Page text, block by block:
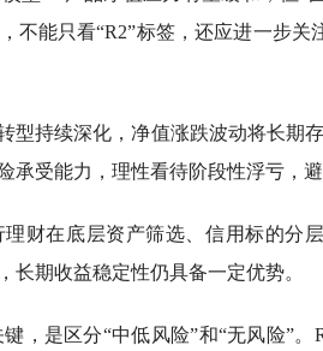
不能只看“R2”标签，还应进一步关
型持续深化，净值涨跌波动将长期
承受能力，理性看待阶段性浮亏，
财在底层资产筛选、信用标的分
长期收益稳定性仍具备一定优势。
，是区分“中低风险”和“无风险”。